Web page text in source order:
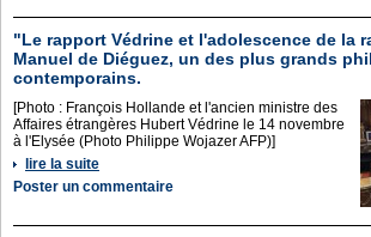
"Le rapport Védrine et l'adolescence de la
Manuel de Diéguez, un des plus grands
contemporains.
[Photo : François Hollande et l'ancien ministre des
Affaires étrangères Hubert Védrine le 14 novembre
à l'Elysée (Photo Philippe Wojazer AFP)]
lire la suite
Poster un commentaire